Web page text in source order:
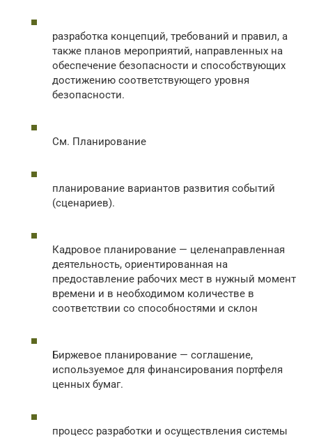
разработка концепций, требований и правил, а
также планов мероприятий, направленных на
обеспечение безопасности и способствующих
достижению соответствующего уровня
безопасности.
См. Планирование
планирование вариантов развития событий
(сценариев).
Кадровое планирование — целенаправленная
деятельность, ориентированная на
предоставление рабочих мест в нужный момент
времени и в необходимом количестве в
соответствии со способностями и склон
Биржевое планирование — соглашение,
используемое для финансирования портфеля
ценных бумаг.
процесс разработки и осуществления системы